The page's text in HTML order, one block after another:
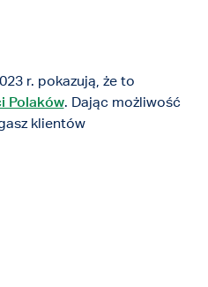
r. pokazują, że to
Polaków. Dając możliwość
klientów